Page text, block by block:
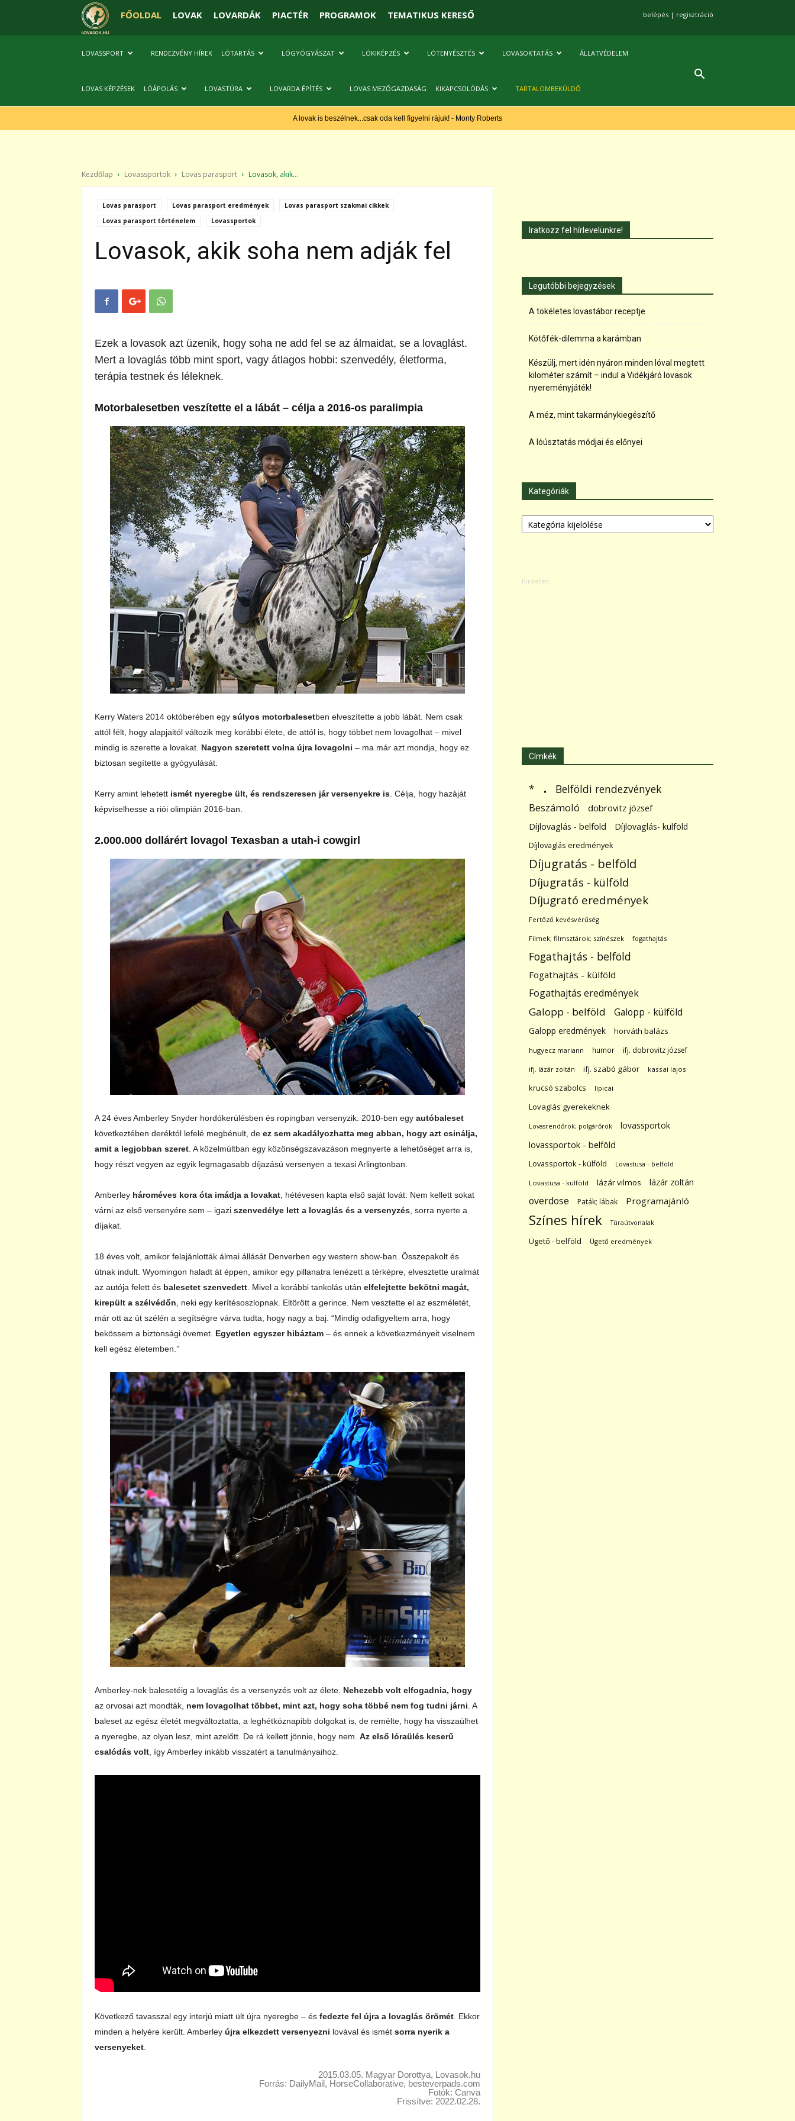
FŐOLDAL LOVAK LOVARDÁK PIACTÉR PROGRAMOK TEMATIKUS KERESŐ belépés | regisztráció
LOVASSPORT RENDEZVÉNY HÍREK LÓTARTÁS LÓGYÓGYÁSZAT LÓKIKÉPZÉS LÓTENYÉSZTÉS LOVASOKTATÁS ÁLLATVÉDELEM
LOVAS KÉPZÉSEK LÓÁPOLÁS LOVASTÚRA LOVARDA ÉPÍTÉS LOVAS MEZŐGAZDASÁG KIKAPCSOLÓDÁS TARTALOMBEKÜLDŐ
A lovak is beszélnek...csak oda kell figyelni rájuk! - Monty Roberts
Kezdőlap Lovassportok Lovas parasport Lovasok, akik...
Lovas parasport Lovas parasport eredmények
Lovas parasport szakmai cikkek
Lovas parasport történelem
Lovassportok
Lovasok, akik soha nem adják fel
Ezek a lovasok azt üzenik, hogy soha ne add fel se az álmaidat, se a lovaglást.
Mert a lovaglás több mint sport, vagy átlagos hobbi: szenvedély, életforma,
terápia testnek és léleknek.
Motorbalesetben veszítette el a lábát – célja a 2016-os paralimpia
Kerry Waters 2014 októberében egy súlyos motorbalesetben elveszítette a jobb lábát. Nem csak
attól félt, hogy alapjaitól változik meg korábbi élete, de attól is, hogy többet nem lovagolhat – mivel
mindig is szerette a lovakat. Nagyon szeretett volna újra lovagolni – ma már azt mondja, hogy ez
biztosan segítette a gyógyulását.
Kerry amint lehetett ismét nyeregbe ült, és rendszeresen jár versenyekre is . Célja, hogy hazáját
képviselhesse a riói olimpián 2016-ban.
2.000.000 dollárért lovagol Texasban a utah-i cowgirl
A 24 éves Amberley Snyder hordókerülésben és ropingban versenyzik. 2010-ben egy autóbaleset
következtében deréktól lefelé megbénult, de ez sem akadályozhatta meg abban, hogy azt csinálja,
amit a legjobban szeret . A közelmúltban egy közönségszavazáson megnyerte a lehetőséget arra is,
hogy részt vegyen az egyik legmagasabb díjazású versenyen a texasi Arlingtonban.
Amberley hároméves kora óta imádja a lovakat , hétévesen kapta első saját lovát. Nem kellett sokat
várni az első versenyére sem – igazi szenvedélye lett a lovaglás és a versenyzés , sorra nyerte a
díjakat.
18 éves volt, amikor felajánlották álmai állását Denverben egy western show-ban. Összepakolt és
útnak indult. Wyomingon haladt át éppen, amikor egy pillanatra lenézett a térképre, elvesztette uralmát
az autója felett és balesetet szenvedett . Mivel a korábbi tankolás után elfelejtette bekötni magát,
kirepült a szélvédőn , neki egy kerítésoszlopnak. Eltörött a gerince. Nem vesztette el az eszméletét,
már ott az út szélén a segítségre várva tudta, hogy nagy a baj. “Mindig odafigyeltem arra, hogy
bekössem a biztonsági övemet. Egyetlen egyszer hibáztam – és ennek a következményeit viselnem
kell egész életemben.”
Amberley-nek balesetéig a lovaglás és a versenyzés volt az élete. Nehezebb volt elfogadnia, hogy
az orvosai azt mondták, nem lovagolhat többet, mint azt, hogy soha többé nem fog tudni járni . A
baleset az egész életét megváltoztatta, a leghétköznapibb dolgokat is, de remélte, hogy ha visszaülhet
a nyeregbe, az olyan lesz, mint azelőtt. De rá kellett jönnie, hogy nem. Az első lóraülés keserű
csalódás volt , így Amberley inkább visszatért a tanulmányaihoz.
Következő tavasszal egy interjú miatt ült újra nyeregbe – és fedezte fel újra a lovaglás örömét . Ekkor
minden a helyére került. Amberley újra elkezdett versenyezni lovával és ismét sorra nyerik a
versenyeket
2015.03.05. Magyar Dorottya, Lovasok.hu
Forrás: DailyMail, HorseCollaborative, besteverpads.com
Fotók: Canva
Frissítve: 2022.02.28.
Iratkozz fel hírlevelünkre!
Legutóbbi bejegyzések
A tökéletes lovastábor receptje
Kötőfék-dilemma a karámban
Készülj, mert idén nyáron minden lóval megtett
kilométer számít – indul a Vidékjáró lovasok
nyereményjáték!
A méz, mint takarmánykiegészítő
A lóúsztatás módjai és előnyei
Kategóriák
Kategóriák
Címkék
* . Belföldi rendezvények
Beszámoló dobrovitz józsef
Díjlovaglás - belföld Díjlovaglás- külföld
Díjlovaglás eredmények
Díjugratás - belföld
Díjugratás - külföld
Díjugrató eredmények
Fertőző kevésvérűség
Filmek; filmsztárok; színészek fogathajtás
Fogathajtás - belföld
Fogathajtás - külföld
Fogathajtás eredmények
Galopp - belföld Galopp - külföld
Galopp eredmények horváth balázs
hugyecz mariann humor ifj. dobrovitz józsef
ifj. lázár zoltán ifj. szabó gábor kassai lajos
krucsó szabolcs lipicai
Lovaglás gyerekeknek
Lovasrendőrök; polgárőrök
lovassportok
lovassportok - belföld
Lovassportok - külföld Lovastusa - belföld
Lovastusa - külföld lázár vilmos lázár zoltán
overdose Paták; lábak Programajánló
Színes hírek Túraútvonalak
Ügető - belföld Ügető eredmények